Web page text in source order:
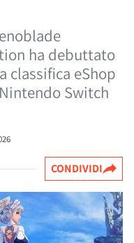
ha debuttato
classifica eShop
Switch
CONDIVIDI